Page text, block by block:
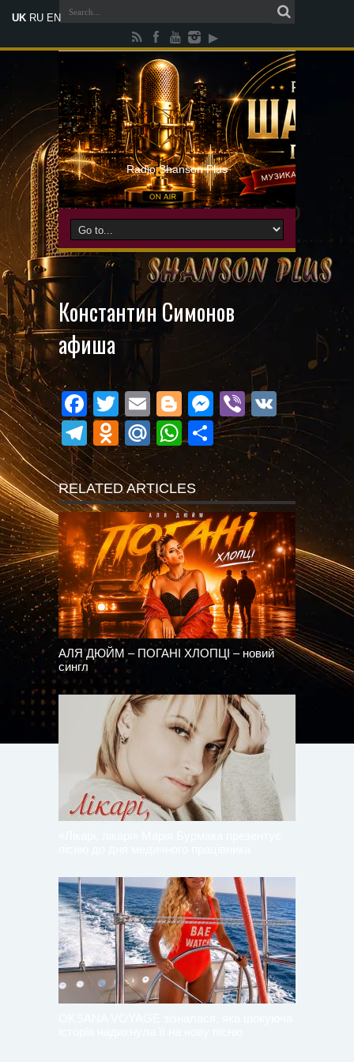
Radio Shanson Plus
Константин Симонов
афиша
Facebook
Twitter
EmailBlogger
Messenger
Viber
VK
Telegram
Odnoklassniki
Mail.Ru
WhatsApp
Поділитися
RELATED ARTICLES
АЛЯ ДЮЙМ – ПОГАНІ ХЛОПЦІ – новий
сингл
UK RU EN